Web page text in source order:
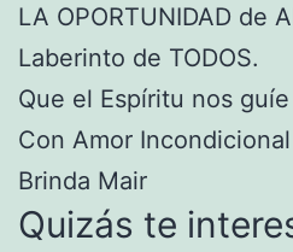
LA OPORTUNIDAD de
Laberinto de TODOS.
Que el Espíritu nos
Con Amor Incondicional
Brinda Mair
Quizás te